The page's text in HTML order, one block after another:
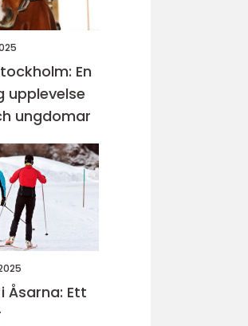
En
upplevelse
ungdomar
Åsarna: Ett